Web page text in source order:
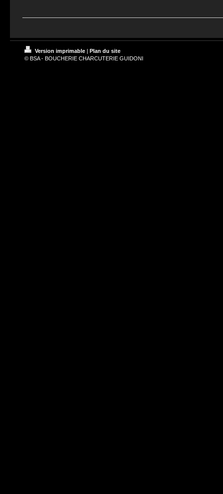
Version imprimable | Plan du site
© BSA - BOUCHERIE CHARCUTERIE GUIDONI